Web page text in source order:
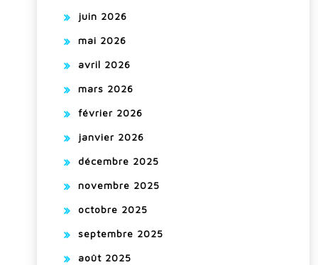
juin 2026
mai 2026
avril 2026
mars 2026
février 2026
janvier 2026
décembre 2025
novembre 2025
octobre 2025
septembre 2025
août 2025